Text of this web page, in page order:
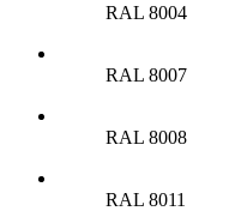
RAL 8004
RAL 8007
RAL 8008
RAL 8011